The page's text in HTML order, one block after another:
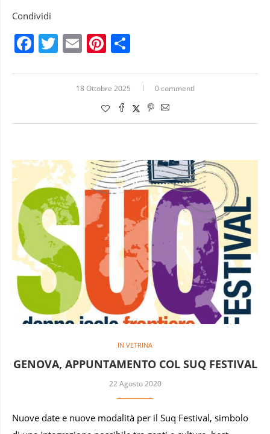
Condividi
Facebook
Twitter
EmailPinterest
18 Ottobre 2025 0 commentI
IN VETRINA
GENOVA, APPUNTAMENTO COL SUQ FESTIVAL
22 Agosto 2020
Nuove date e nuove modalità per il Suq Festival, simbolo